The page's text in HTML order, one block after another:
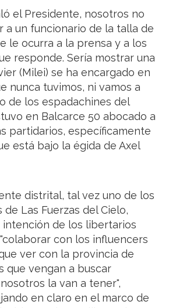
el Presidente, nosotros no
a un funcionario de la talla de
le ocurra a la prensa y a los
responde. Sería mostrar una
(Milei) se ha encargado en
nunca tuvimos, ni vamos a
de los espadachines del
en Balcarce 50 abocado a
partidarios, específicamente
está bajo la égida de Axel
distrital, tal vez uno de los
de Las Fuerzas del Cielo,
intención de los libertarios
con los influencers
ver con la provincia de
que vengan a buscar
la van a tener",
en claro en el marco de